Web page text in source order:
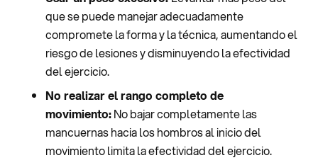
que se puede manejar adecuadamente
compromete la forma y la técnica, aumentando el
riesgo de lesiones y disminuyendo la efectividad
del ejercicio.
No realizar el rango completo de
movimiento:No bajar completamente las
mancuernas hacia los hombros al inicio del
movimiento limita la efectividad del ejercicio.